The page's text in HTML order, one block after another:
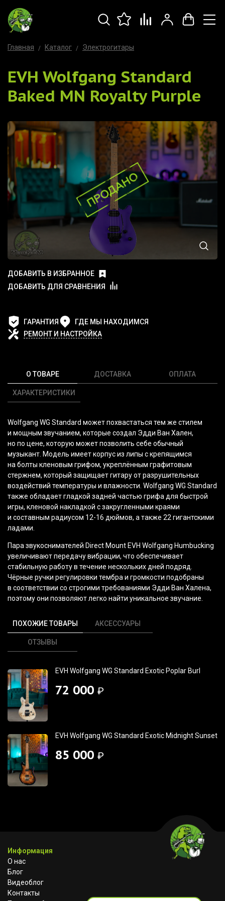
Главная Каталог Электрогитары
EVH Wolfgang Standard
Baked MN Royalty Purple
ДОБАВИТЬ В ИЗБРАННОЕ
ДОБАВИТЬ ДЛЯ СРАВНЕНИЯ
ГАРАНТИЯ
ГДЕ МЫ НАХОДИМСЯ
РЕМОНТ И НАСТРОЙКА
О ТОВАРЕ
ХАРАКТЕРИСТИКИ
ДОСТАВКА ОПЛАТА
Wolfgang WG Standard может похвастаться тем же стилем
и мощным звучанием, которые создал Эдди Ван Хален,
но по цене, которую может позволить себе обычный
музыкант. Модель имеет корпус из липы с крепящимся
на болты кленовым грифом, укреплённым графитовым
стержнем, который защищает гитару от разрушительных
воздействий температуры и влажности. Wolfgang WG Standard
также обладает гладкой задней частью грифа для быстрой
игры, кленовой накладкой с закругленными краями
и составным радиусом 12-16 дюймов, а также 22 гигантскими
ладами.
Пара звукоснимателей Direct Mount EVH Wolfgang Humbucking
увеличивают передачу вибрации, что обеспечивает
стабильную работу в течение нескольких дней подряд.
Чёрные ручки регулировки тембра и громкости подобраны
в соответствии со строгими требованиями Эдди Ван Халена,
поэтому они позволяют легко найти уникальное звучание.
ПОХОЖИЕ ТОВАРЫ АКСЕССУАРЫ
ОТЗЫВЫ
EVH Wolfgang WG Standard Exotic Poplar Burl
72 000 ₽
EVH Wolfgang WG Standard Exotic Midnight Sunset
85 000 ₽
Информация
О нас
Блог
Видеоблог
Контакты